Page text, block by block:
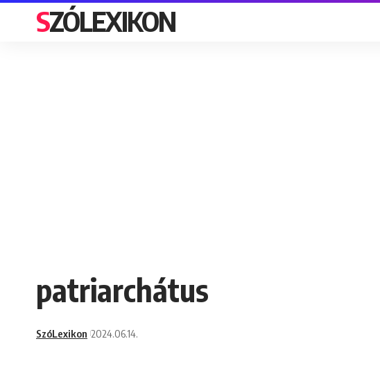
SZÓLEXIKON
patriarchátus
SzóLexikon 2024.06.14.